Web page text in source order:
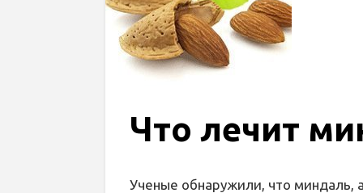
Что лечит
Ученые обнаружили, что миндаль,